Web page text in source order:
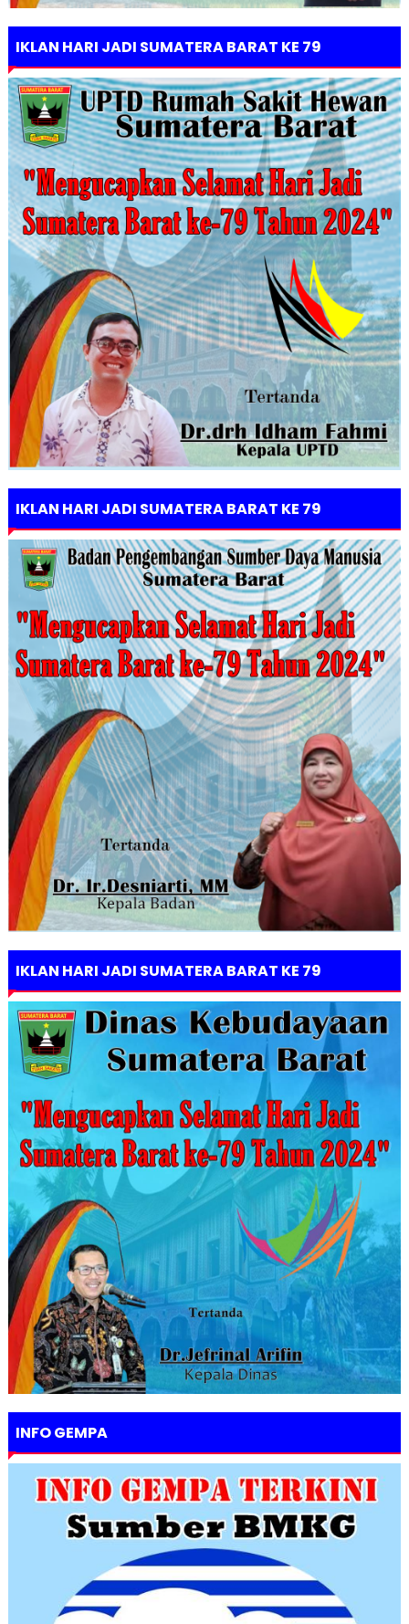
IKLAN HARI JADI SUMATERA BARAT KE 79
IKLAN HARI JADI SUMATERA BARAT KE 79
IKLAN HARI JADI SUMATERA BARAT KE 79
INFO GEMPA